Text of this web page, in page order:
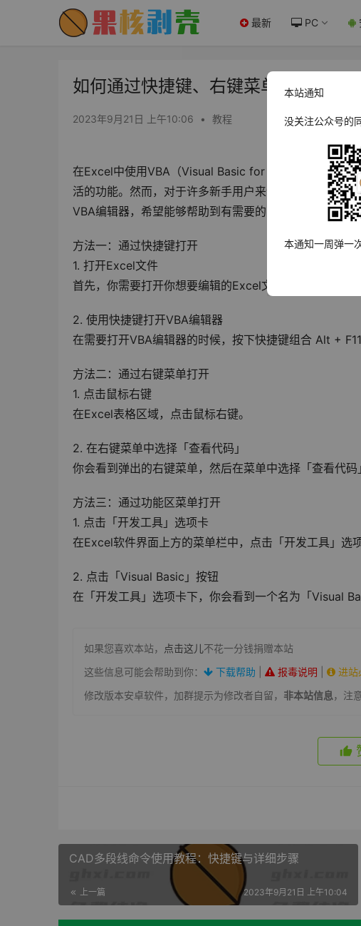
最新 PC
如何通过快捷键、右键菜单和功能区
2023年9月21日 上午10:06 • 教程
在Excel中使用VBA（Visual Basic for Applications）功
活的功能。然而，对于许多新手用户来说，可能不清楚
VBA编辑器，希望能够帮助到有需要的网友。
方法一：通过快捷键打开
1. 打开Excel文件
首先，你需要打开你想要编辑的Excel文件。
2. 使用快捷键打开VBA编辑器
在需要打开VBA编辑器的时候，按下快捷键组合 Alt +
方法二：通过右键菜单打开
1. 点击鼠标右键
在Excel表格区域，点击鼠标右键。
2. 在右键菜单中选择「查看代码」
你会看到弹出的右键菜单，然后在菜单中选择「查看代码
方法三：通过功能区菜单打开
1. 点击「开发工具」选项卡
在Excel软件界面上方的菜单栏中，点击「开发工具」选
2. 点击「Visual Basic」按钮
在「开发工具」选项卡下，你会看到一个名为「Visual
如果您喜欢本站， 点击这儿不花一分钱捐赠本站
这些信息可能会帮助到你：
下载帮助 报毒说明
进站
修改版本安卓软件，加群提示为修改者自留， 非本站信息，注
CAD多段线命令使用教程：快捷键与详细步骤
上一篇 2023年9月21日 上午10:04
本站通知
没关注公众号的
本通知一周弹一